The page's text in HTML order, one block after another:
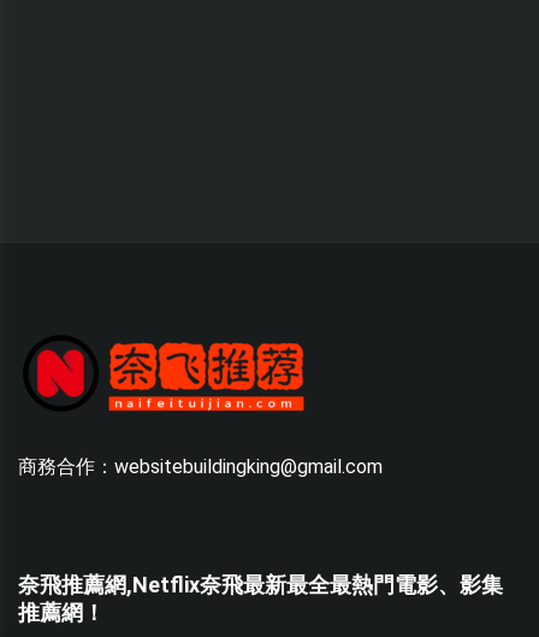
商務合作：websitebuildingking@gmail.com
奈飛推薦網,Netflix奈飛最新最全最熱門電影、影集
推薦網！